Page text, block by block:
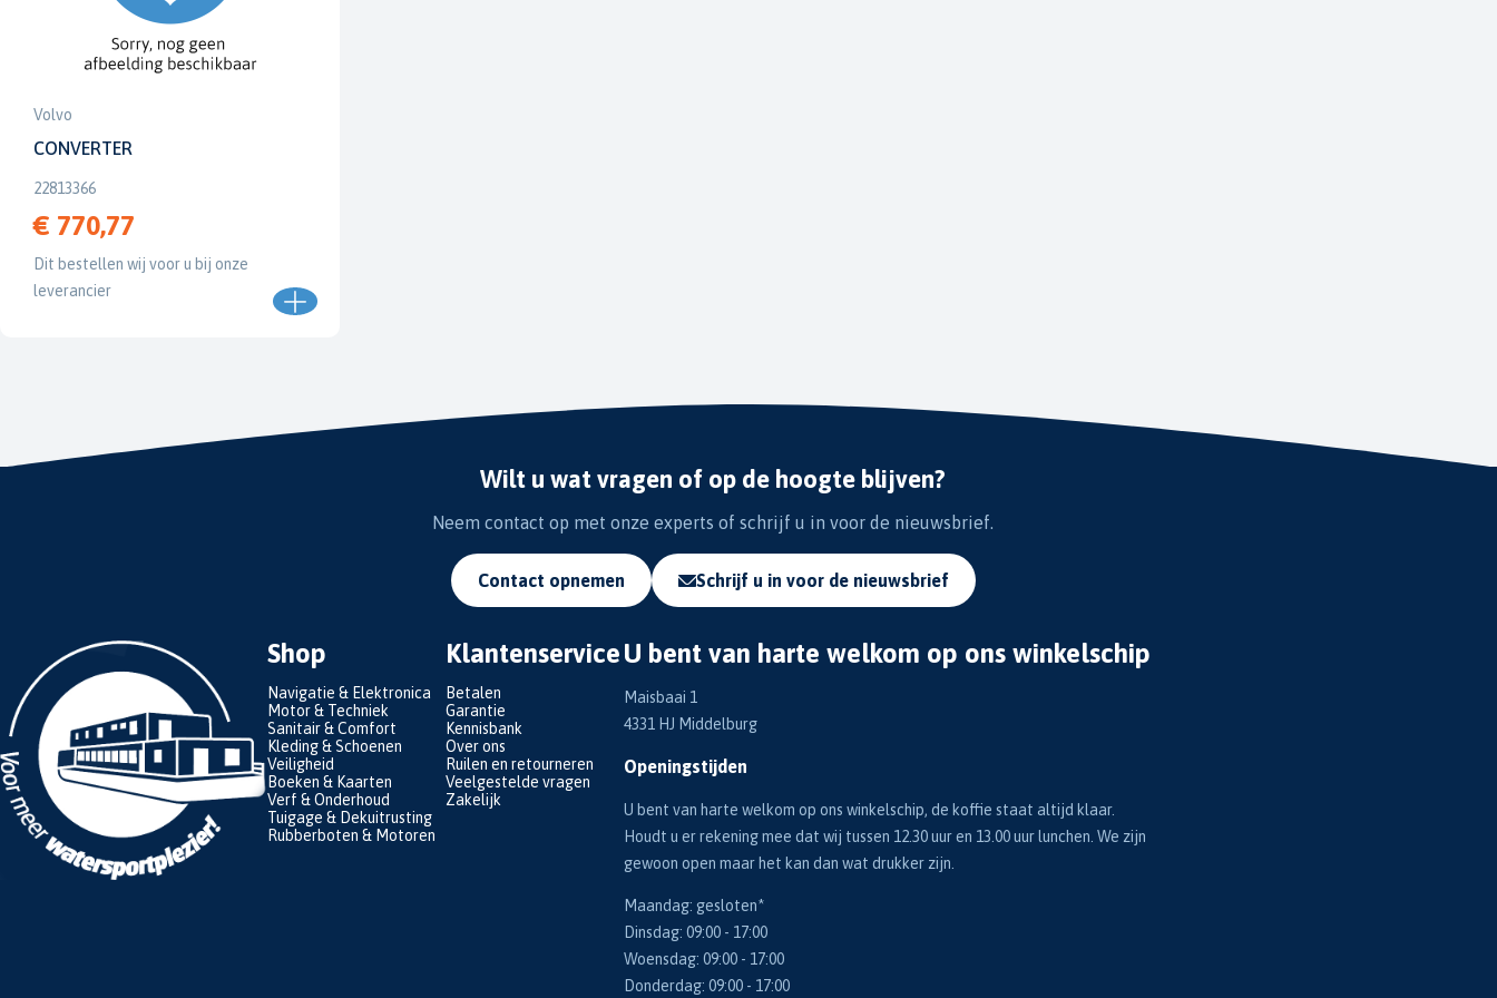
Volvo
CONVERTER
22813366
€ 770,77
Dit bestellen wij voor u bij onze
leverancier
Wilt u wat vragen of op de hoogte blijven?
Neem contact op met onze experts of schrijf u in voor de nieuwsbrief.
Contact opnemen Schrijf u in voor de nieuwsbrief
Shop
Navigatie & Elektronica
Motor & Techniek
Sanitair & Comfort
Kleding & Schoenen
Veiligheid
Boeken & Kaarten
Verf & Onderhoud
Tuigage & Dekuitrusting
Rubberboten & Motoren
Klantenservice
Betalen
Garantie
Kennisbank
Over ons
Ruilen en retourneren
Veelgestelde vragen
Zakelijk
U bent van harte welkom op ons winkelschip
Maisbaai 1
4331 HJ Middelburg
Openingstijden
U bent van harte welkom op ons winkelschip, de koffie staat altijd klaar.
Houdt u er rekening mee dat wij tussen 12.30 uur en 13.00 uur lunchen. We zijn
gewoon open maar het kan dan wat drukker zijn.
Maandag: gesloten*
Dinsdag: 09:00 - 17:00
Woensdag: 09:00 - 17:00
Donderdag: 09:00 - 17:00